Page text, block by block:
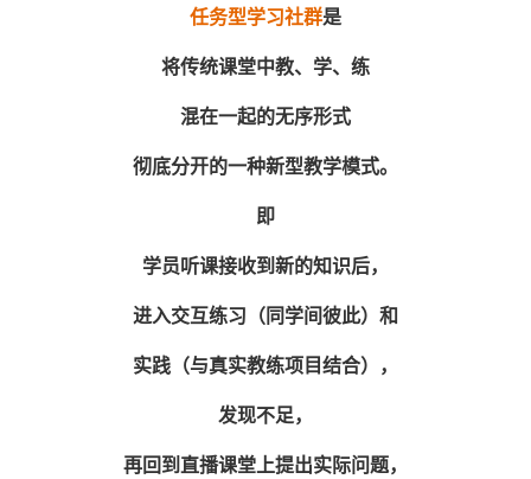
任务型学习社群是
将传统课堂中教、学、练
混在一起的无序形式
彻底分开的一种新型教学模式。
即
学员听课接收到新的知识后，
进入交互练习（同学间彼此）和
实践（与真实教练项目结合），
发现不足，
再回到直播课堂上提出实际问题，